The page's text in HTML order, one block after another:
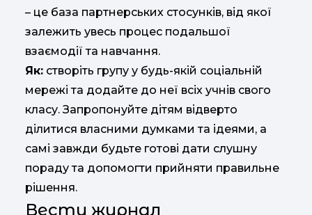
– це база партнерських стосунків, від якої
залежить увесь процес подальшої
взаємодії та навчання.
Як: створіть групу у будь-якій соціальній
мережі та додайте до неї всіх учнів свого
класу. Запропонуйте дітям відверто
ділитися власними думками та ідеями, а
самі завжди будьте готові дати слушну
пораду та допомогти прийняти правильне
рішення.
Вести журнал